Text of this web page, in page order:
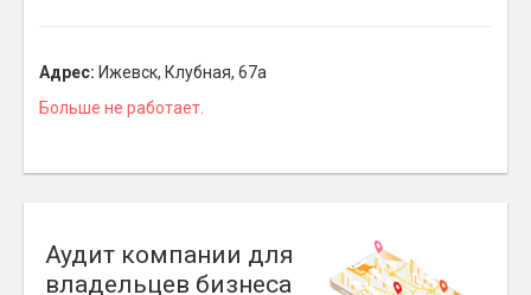
Адрес: Ижевск, Клубная, 67а
Больше не работает.
Аудит компании для
владельцев бизнеса